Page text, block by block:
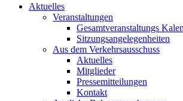
Aktuelles
Veranstaltungen
Gesamtveranstaltungs
Sitzungsangelegenheiten
Aus dem Verkehrsausschuss
Aktuelles
Mitglieder
Pressemitteilungen
Kontakt